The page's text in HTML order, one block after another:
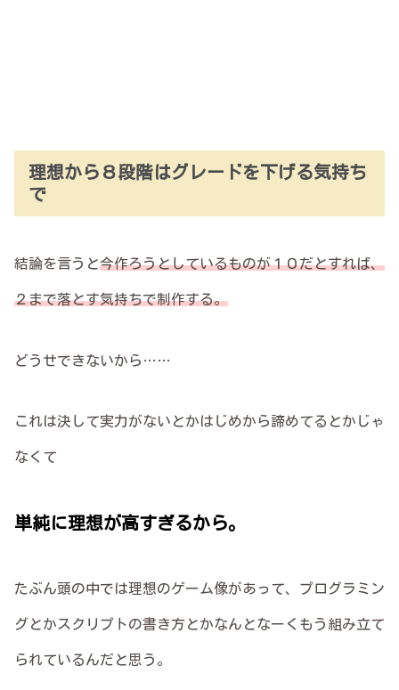
理想から８段階はグレードを下げる気持ち
で
結論を言うと今作ろうとしているものが１０だとすれば、
２まで落とす気持ちで制作する。
どうせできないから……
これは決して実力がないとかはじめから諦めてるとかじゃ
なくて
単純に理想が高すぎるから。
たぶん頭の中では理想のゲーム像があって、プログラミン
グとかスクリプトの書き方とかなんとなーくもう組み立て
られているんだと思う。